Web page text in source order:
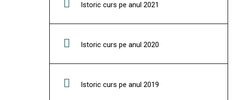
Istoric curs pe anul 2021
Istoric curs pe anul 2020
Istoric curs pe anul 2019